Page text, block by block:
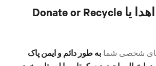
Donate or Recycle مرحله چهار: اهدا یا
های شخصی شما به طور دائم و ایمن پاک